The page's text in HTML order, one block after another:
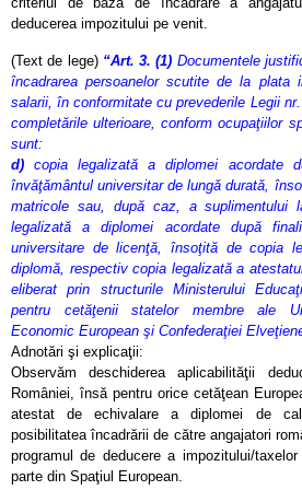
deducerea impozitului pe venit.
(Text de lege) “Art. 3.(1) Documentele
încadrarea persoanelor scutite de la plata
salarii, în conformitate cu prevederile Legii
completările ulterioare, conform ocupaţiilor
sunt:
d)copia legalizată a diplomei acordate
învăţământul universitar de lungă durată,
matricole sau, după caz, a suplimentului
legalizată a diplomei acordate după
universitare de licenţă, însoţită de copia
diplomă, respectiv copia legalizată a
eliberat prin structurile Ministerului
pentru cetăţenii statelor membre ale
Economic European şi Confederaţiei
Adnotări şi explicaţii:
Observăm deschiderea aplicabilităţii
României, însă pentru orice cetăţean
atestat de echivalare a diplomei de
posibilitatea încadrării de către angajatori
programul de deducere a impozitului/
parte din Spaţiul European.